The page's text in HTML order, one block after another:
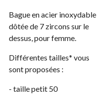
Bague en acier inoxydable
dôtée de 7 zircons sur le
dessus, pour femme.
Différentes tailles* vous
sont proposées :
- taille petit 50